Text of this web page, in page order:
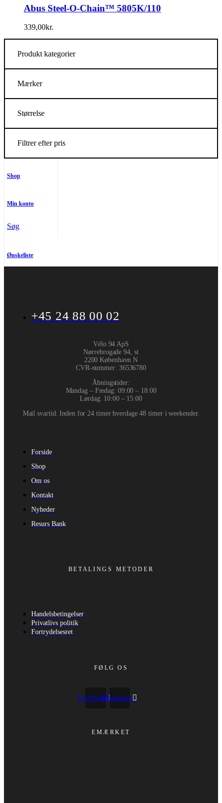
Abus Steel-O-Chain™ 5805K/110
339,00kr.
Produkt kategorier
Mærker
Størrelse
Filtrer efter pris
Shop
Min konto
Søg
Ønskeliste
+45 24 88 00 02
Vélo 94 ApS
Nørrebrogade 94, st
2200 København N
CVR-nummer: 36536780
Åbningstider:
Mandag – Fredag: 09:00 – 18:00
Lørdag: 10:00 – 15:00
Mail svartid: Inden for 24 timer hverdage 48 timer i weekender.
Forside
Shop
Om os
Kontakt
Nyheder
Resurs Bank
BETALINGS METODER
Handelsbetingelser
Privatlivs politik
Fortrydelsesret
FØLG OS
FacebookInstagram
EMÆRKET